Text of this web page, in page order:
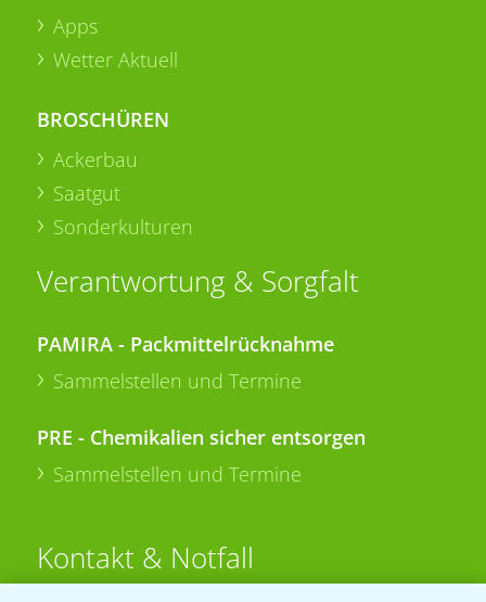
Apps
Wetter Aktuell
BROSCHÜREN
Ackerbau
Saatgut
Sonderkulturen
Verantwortung & Sorgfalt
PAMIRA - Packmittelrücknahme
Sammelstellen und Termine
PRE - Chemikalien sicher entsorgen
Sammelstellen und Termine
Kontakt & Notfall